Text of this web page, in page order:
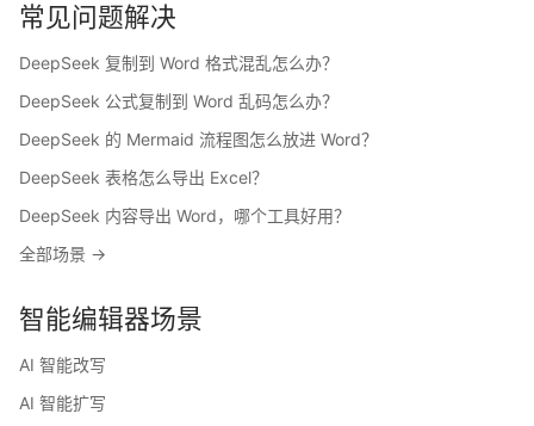
常见问题解决
DeepSeek 复制到 Word 格式混乱怎么办？
DeepSeek 公式复制到 Word 乱码怎么办？
DeepSeek 的 Mermaid 流程图怎么放进 Word？
DeepSeek 表格怎么导出 Excel？
DeepSeek 内容导出 Word，哪个工具好用？
全部场景 →
智能编辑器场景
AI 智能改写
AI 智能扩写